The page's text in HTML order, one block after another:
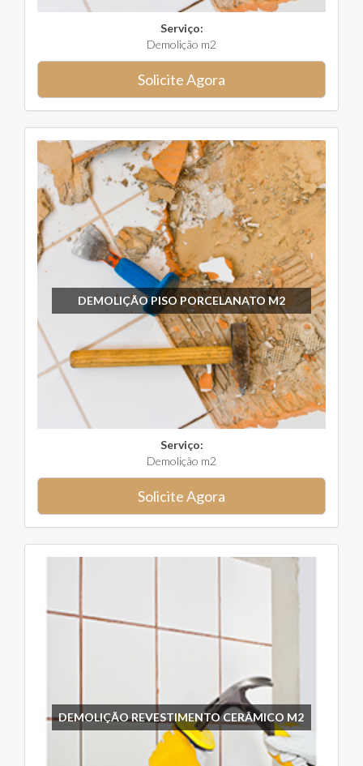
Serviço:
Demolição m2
Solicite Agora
DEMOLIÇÃO PISO PORCELANATO M2
Serviço:
Demolição m2
Solicite Agora
DEMOLIÇÃO REVESTIMENTO CERÂMICO M2